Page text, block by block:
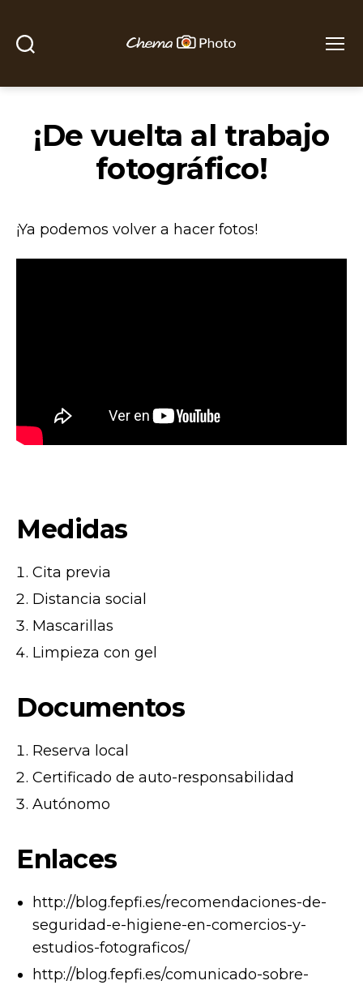
Photo
¡De vuelta al trabajo
fotográfico!
¡Ya podemos volver a hacer fotos!
Medidas
Cita previa
Distancia social
Mascarillas
Limpieza con gel
Documentos
Reserva local
Certificado de auto-responsabilidad
Autónomo
Enlaces
http://blog.fepfi.es/recomendaciones-de-
seguridad-e-higiene-en-comercios-y-
estudios-fotograficos/
http://blog.fepfi.es/comunicado-sobre-